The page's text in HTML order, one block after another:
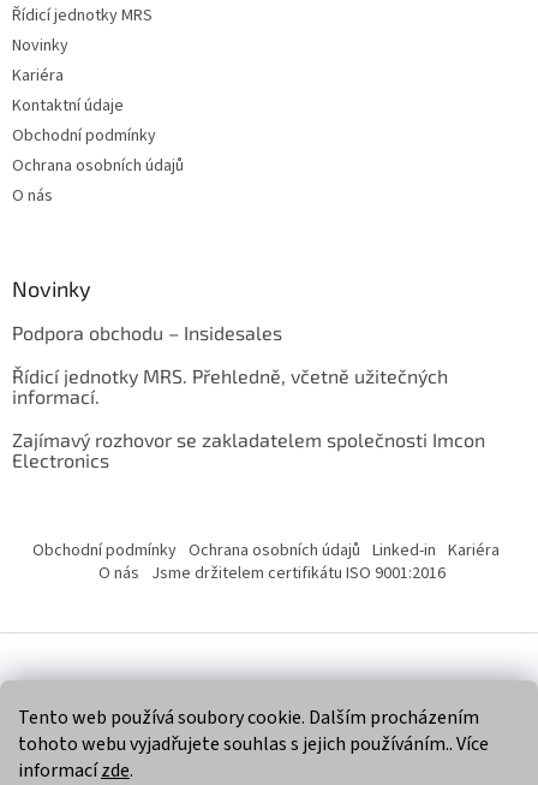
Tento web používá soubory cookie. Dalším procházením
tohoto webu vyjadřujete souhlas s jejich používáním.. Více
informacízde.
Řídicí jednotky MRS
Novinky
Kariéra
Kontaktní údaje
Obchodní podmínky
Ochrana osobních údajů
O nás
Novinky
Podpora obchodu – Insidesales
Řídicí jednotky MRS. Přehledně, včetně užitečných
informací.
Zajímavý rozhovor se zakladatelem společnosti Imcon
Electronics
Obchodní podmínky Ochrana osobních údajů Linked-in Kariéra
O nás Jsme držitelem certifikátu ISO 9001:2016
Copyright 2026